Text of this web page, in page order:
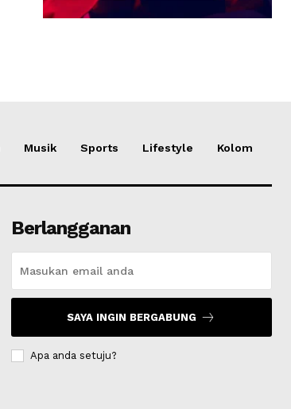
Musik Sports Lifestyle Kolom
Berlangganan
SAYA INGIN BERGABUNG
Apa anda setuju?